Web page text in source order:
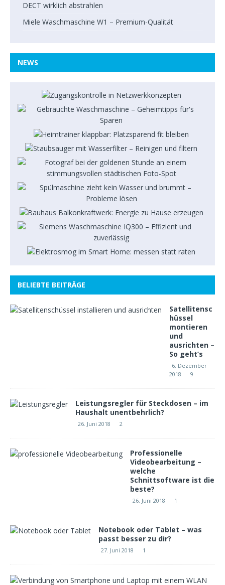
DECT wirklich abstrahlen
Miele Waschmaschine W1 – Premium-Qualität
NEWS
BELIEBTE BEITRÄGE
Satellitensc
hüssel
montieren
und
ausrichten –
So geht’s
6. Dezember
2018
9
Leistungsregler für Steckdosen – im
Haushalt unentbehrlich?
26. Juni 2018 2
Professionelle
Videobearbeitung –
welche
Schnittsoftware ist die
beste?
26. Juni 2018 1
Notebook oder Tablet – was
passt besser zu dir?
27. Juni 2018 1